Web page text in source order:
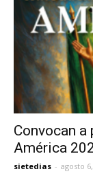
Convocan
América
sietedias - agosto